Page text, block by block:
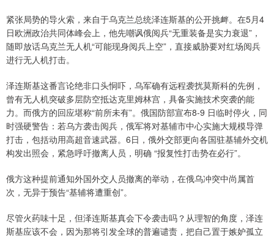
紧张局势的导火索，来自于乌克兰总统泽连斯基的公开挑衅。在5月4
日欧洲政治共同体峰会上，他先嘲讽俄阅兵“无重装备是实力衰退”，
随即放话乌克兰无人机“可能现身阅兵上空”，直接威胁要对红场阅兵
进行无人机打击。
泽连斯基这番言论绝非口头恫吓，乌军确有远程袭扰莫斯科的先例，
曾有无人机突破多层防空抵达克里姆林宫，具备实施技术突袭的能
力。而俄方的回应堪称“前所未有”。俄国防部宣布8-9 日临时停火，同
时强硬警告：若乌方袭击阅兵，俄军将对基辅市中心实施大规模导弹
打击，包括动用高超音速武器。6日，俄外交部更向各国驻基辅外交机
构发出照会，紧急呼吁撤离人员，明确 “报复性打击势在必行”。
俄方这种提前通知外国外交人员撤离的举动，在俄乌冲突中尚属首
次，无异于预告“基辅将遭重创”。
尽管火药味十足，但泽连斯基真会下令袭击吗？从理智的角度，泽连
斯基应该不会，因为那将引发全球的普遍谴责，把自己置于嫉妒孤立